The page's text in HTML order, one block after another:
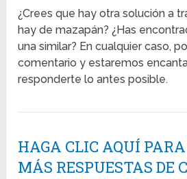
¿Crees que hay otra solución a
hay de mazapán? ¿Has
una similar? En cualquier caso,
comentario y estaremos
responderte lo antes posible.
HAGA CLIC AQUÍ
MÁS RESPUESTAS DE